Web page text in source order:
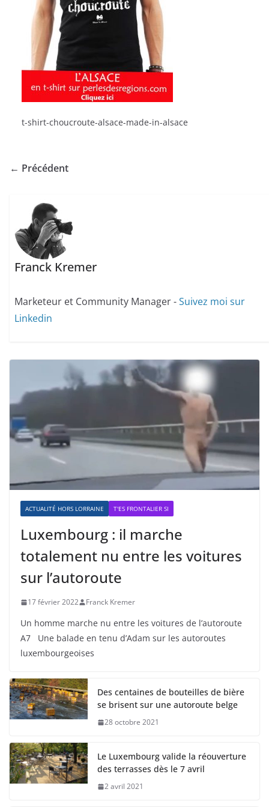
t-shirt-choucroute-alsace-made-in-alsace
← Précédent
Franck Kremer
Marketeur et Community Manager -Suivez moi sur
Linkedin
ACTUALITÉ HORS LORRAINE T'ES FRONTALIER SI
Luxembourg : il marche
totalement nu entre les voitures
sur l’autoroute
17 février 2022 Franck Kremer
Un homme marche nu entre les voitures de l’autoroute
A7 Une balade en tenu d’Adam sur les autoroutes
luxembourgeoises
Des centaines de bouteilles de bière
se brisent sur une autoroute belge
28 octobre 2021
Le Luxembourg valide la réouverture
des terrasses dès le 7 avril
2 avril 2021